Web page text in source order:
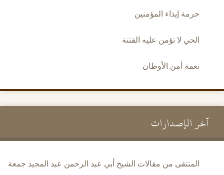
حرمة إيذاء المؤمنين
الحي لا تؤمن عليه الفتنة
نعمة أمن الأوطان
آخر الإصدارات
المنتقى من مقالات الشيخ أبي عبد الرحمن عبد المجيد جمعة